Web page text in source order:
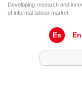
Developing research and
of informal labour market
Es En